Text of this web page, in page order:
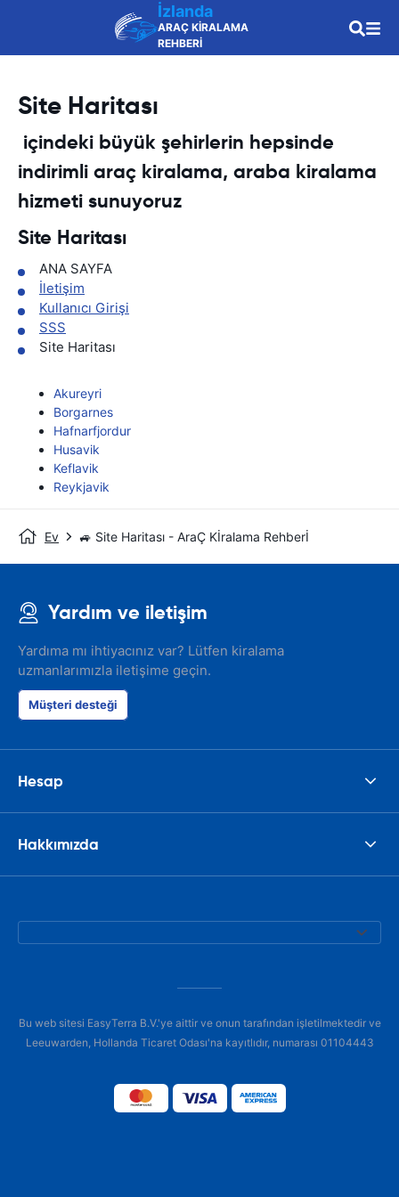
İzlanda
ARAÇ KİRALAMA
REHBERİ
Site Haritası
içindeki büyük şehirlerin hepsinde
indirimli araç kiralama, araba kiralama
hizmeti sunuyoruz
Site Haritası
ANA SAYFA
İletişim
Kullanıcı Girişi
SSS
Site Haritası
Akureyri
Borgarnes
Hafnarfjordur
Husavik
Keflavik
Reykjavik
Ev 🚙 Site Haritası - AraÇ Kİralama Rehberİ
Yardım ve iletişim
Yardıma mı ihtiyacınız var? Lütfen kiralama
uzmanlarımızla iletişime geçin.
Müşteri desteği
Hesap
Hakkımızda
Bu web sitesi EasyTerra B.V.'ye aittir ve onun tarafından işletilmektedir ve
Leeuwarden, Hollanda Ticaret Odası'na kayıtlıdır, numarası 01104443